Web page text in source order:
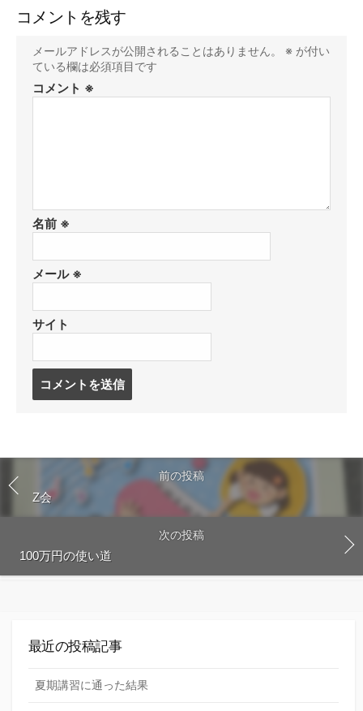
コメントを残す
メールアドレスが公開されることはありません。 ※ が付い
ている欄は必須項目です
コメント ※
名前 ※
メール ※
サイト
る
前の投稿
Z会
次の投稿
100万円の使い道
最近の投稿記事
夏期講習に通った結果